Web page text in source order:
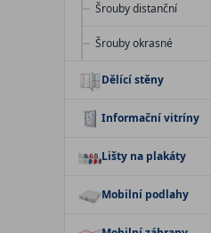
Šrouby distanční
Šrouby okrasné
Dělící stěny
Informační vitríny
Lišty na plakáty
Mobilní podlahy